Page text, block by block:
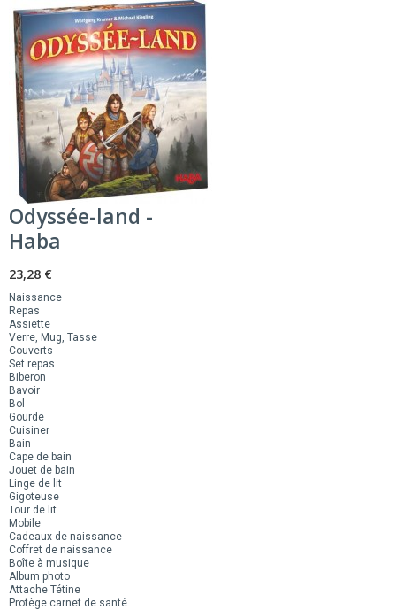
Odyssée-land -
Haba
23,28 €
Naissance
Repas
Assiette
Verre, Mug, Tasse
Couverts
Set repas
Biberon
Bavoir
Bol
Gourde
Cuisiner
Bain
Cape de bain
Jouet de bain
Linge de lit
Gigoteuse
Tour de lit
Mobile
Cadeaux de naissance
Coffret de naissance
Boîte à musique
Album photo
Attache Tétine
Protège carnet de santé